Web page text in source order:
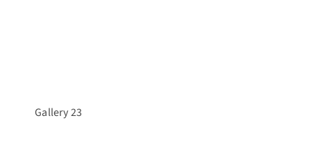
Gallery 23